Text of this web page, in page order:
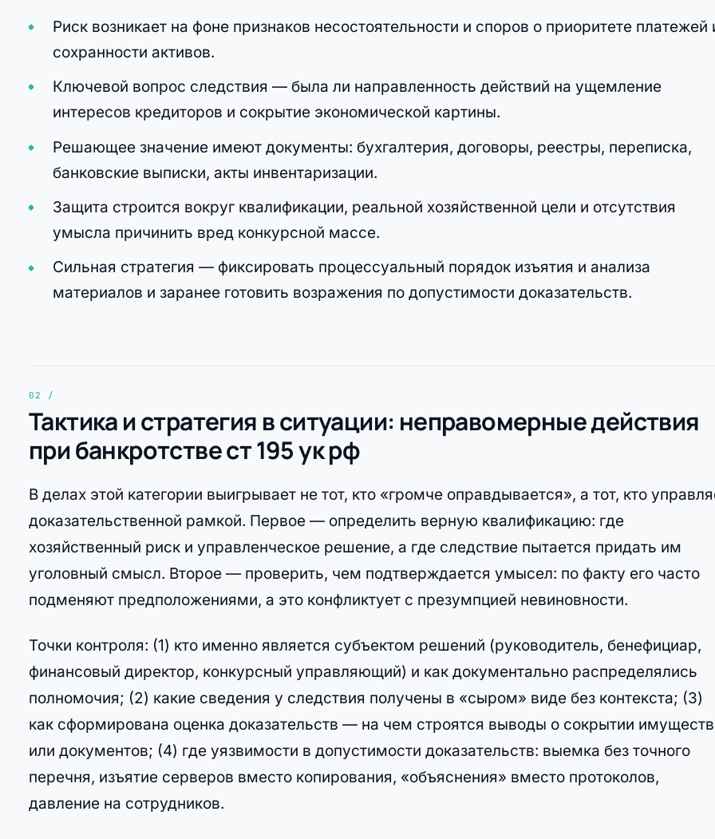
Риск возникает на фоне признаков несостоятельности и споров о приоритете платежей
сохранности активов.
Ключевой вопрос следствия — была ли направленность действий на ущемление
интересов кредиторов и сокрытие экономической картины.
Решающее значение имеют документы: бухгалтерия, договоры, реестры, переписка,
банковские выписки, акты инвентаризации.
Защита строится вокруг квалификации, реальной хозяйственной цели и отсутствия
умысла причинить вред конкурсной массе.
Сильная стратегия — фиксировать процессуальный порядок изъятия и анализа
материалов и заранее готовить возражения по допустимости доказательств.
Тактика и стратегия в ситуации: неправомерные действия
при банкротстве ст 195 ук рф
В делах этой категории выигрывает не тот, кто «громче оправдывается», а тот, кто
доказательственной рамкой. Первое — определить верную квалификацию: где
хозяйственный риск и управленческое решение, а где следствие пытается придать им
уголовный смысл. Второе — проверить, чем подтверждается умысел: по факту его часто
подменяют предположениями, а это конфликтует с презумпцией невиновности.
Точки контроля: (1) кто именно является субъектом решений (руководитель, бенефициар,
финансовый директор, конкурсный управляющий) и как документально распределялись
полномочия; (2) какие сведения у следствия получены в «сыром» виде без контекста; (3)
как сформирована оценка доказательств — на чем строятся выводы о сокрытии
или документов; (4) где уязвимости в допустимости доказательств: выемка без точного
перечня, изъятие серверов вместо копирования, «объяснения» вместо протоколов,
давление на сотрудников.